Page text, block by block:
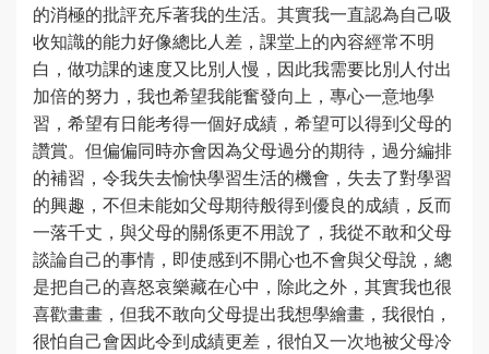
的消極的批評充斥著我的生活。其實我一直認為自己吸
收知識的能力好像總比人差，課堂上的內容經常不明
白，做功課的速度又比別人慢，因此我需要比別人付出
加倍的努力，我也希望我能奮發向上，專心一意地學
習，希望有日能考得一個好成績，希望可以得到父母的
讚賞。但偏偏同時亦會因為父母過分的期待，過分編排
的補習，令我失去愉快學習生活的機會，失去了對學習
的興趣，不但未能如父母期待般得到優良的成績，反而
一落千丈，與父母的關係更不用說了，我從不敢和父母
談論自己的事情，即使感到不開心也不會與父母說，總
是把自己的喜怒哀樂藏在心中，除此之外，其實我也很
喜歡畫畫，但我不敢向父母提出我想學繪畫，我很怕，
很怕自己會因此令到成績更差，很怕又一次地被父母冷